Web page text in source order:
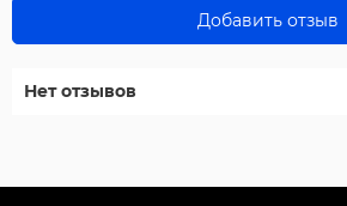
Добавить отзыв
Нет отзывов